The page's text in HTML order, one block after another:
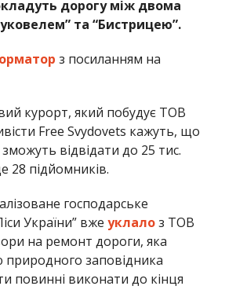
дорогу між двома
та “Бистрицею”.
з посиланням на
курорт, який побудує ТОВ
Free Svydovets кажуть, що
відвідати до 25 тис.
28 підйомників.
господарське
України” вже уклалоз ТОВ
на ремонт дороги, яка
заповідника
повинні виконати до кінця